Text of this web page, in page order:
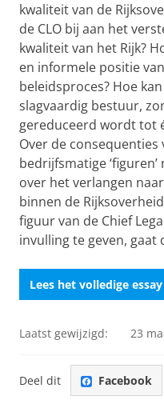
kwaliteit van de
de CLO bij aan het
kwaliteit van het Rijk?
en informele positie
beleidsproces? Hoe
slagvaardig bestuur,
gereduceerd wordt tot
Over de
bedrijfsmatige
over het verlangen
binnen de
figuur van de Chief
invulling te geven, gaat
Lees het volledige essay
Laatst gewijzigd: 23
Deel dit Facebook